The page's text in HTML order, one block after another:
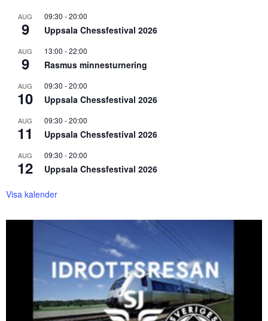
AUG
9
09:30 -20:00
Uppsala Chessfestival 2026
AUG
9
13:00 -22:00
Rasmus minnesturnering
AUG
10
09:30 -20:00
Uppsala Chessfestival 2026
AUG
11
09:30 -20:00
Uppsala Chessfestival 2026
AUG
12
09:30 -20:00
Uppsala Chessfestival 2026
Visa kalender